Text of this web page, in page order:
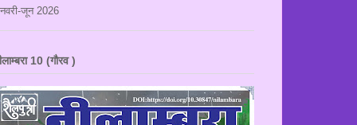
जून 2026
10 (गौरव )